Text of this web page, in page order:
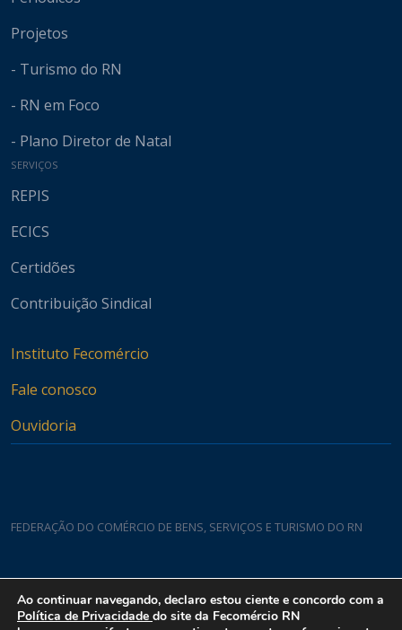
Projetos
- Turismo do RN
- RN em Foco
- Plano Diretor de Natal
SERVIÇOS
REPIS
ECICS
Certidões
Contribuição Sindical
Instituto Fecomércio
Fale conosco
Ouvidoria
FEDERAÇÃO DO COMÉRCIO DE BENS, SERVIÇOS E TURISMO DO RN
Rua Padre João Damasceno, 1935 - Lagoa Nova CEP 59075-760
Ao continuar navegando, declaro estou ciente e concordo com a
Política de Privacidade do site da Fecomércio RN